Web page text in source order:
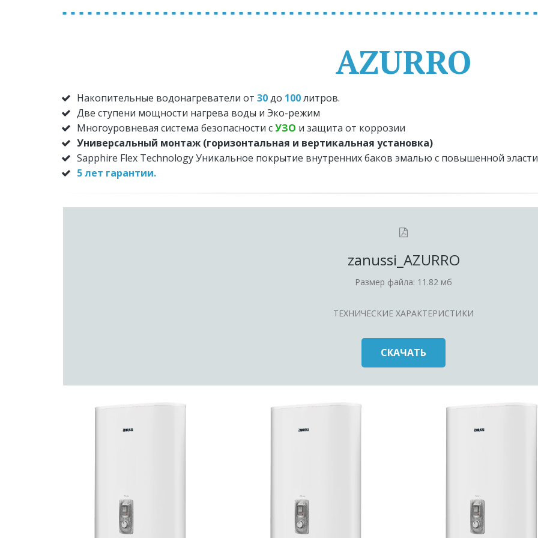
AZURRO
Накопительные водонагреватели от 30 до 100 литров.
Две ступени мощности нагрева воды и Эко-режим
Многоуровневая система безопасности с УЗО и защита от коррозии
Универсальный монтаж (горизонтальная и вертикальная установка)
Sapphire Flex Technology Уникальное покрытие внутренних баков эмалью с повышенной
5 лет гарантии.
zanussi_AZURRO
Размер файла: 11.82 мб
ТЕХНИЧЕСКИЕ ХАРАКТЕРИСТИКИ
СКАЧАТЬ